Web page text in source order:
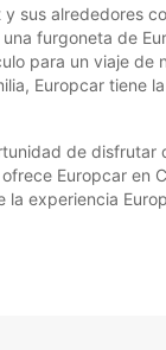
y sus alrededores
furgoneta de
para un viaje de
Europcar tiene
de disfrutar
Europcar en
la experiencia